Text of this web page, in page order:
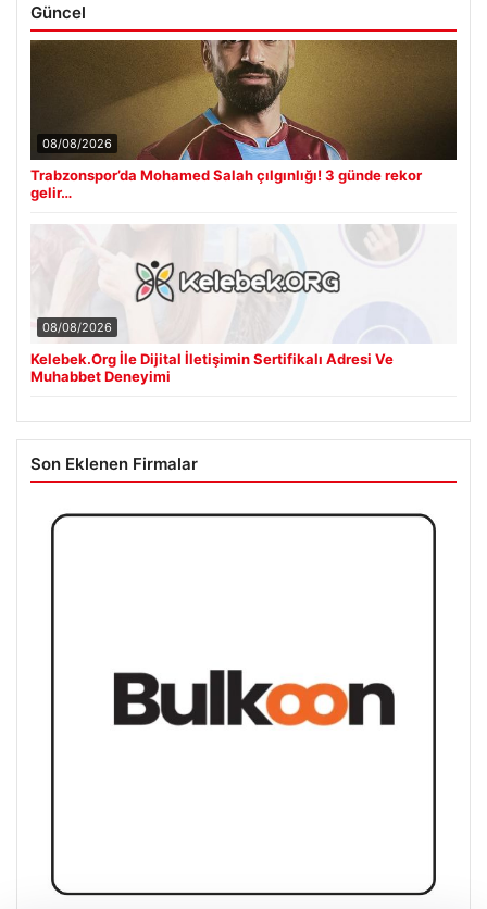
Güncel
08/08/2026
Trabzonspor’da Mohamed Salah çılgınlığı! 3 günde rekor
gelir…
08/08/2026
Kelebek.Org İle Dijital İletişimin Sertifikalı Adresi Ve
Muhabbet Deneyimi
Son Eklenen Firmalar